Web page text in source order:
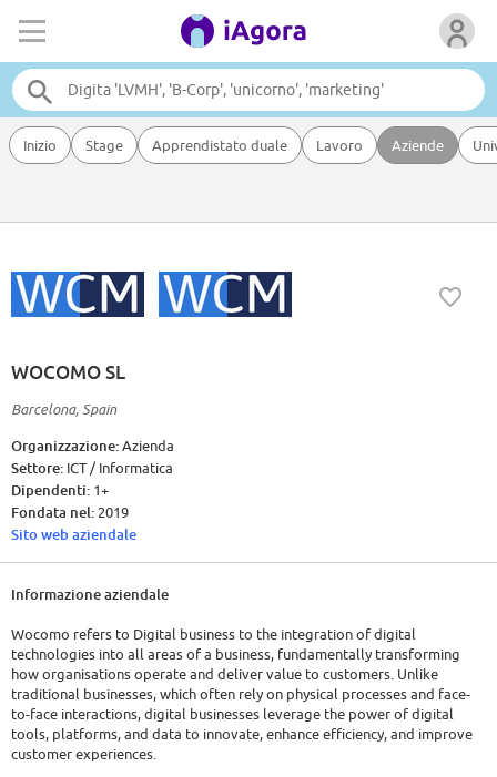
Inizio Stage Apprendistato duale Lavoro Aziende
WOCOMO SL
Barcelona, Spain
Organizzazione:Azienda
Settore: ICT / Informatica
Dipendenti: 1+
Fondata nel: 2019
Sito web aziendale
Informazione aziendale
Wocomo refers to Digital business to the integration of digital
technologies into all areas of a business, fundamentally transforming
how organisations operate and deliver value to customers. Unlike
traditional businesses, which often rely on physical processes and face-
to-face interactions, digital businesses leverage the power of digital
tools, platforms, and data to innovate, enhance efficiency, and improve
customer experiences.